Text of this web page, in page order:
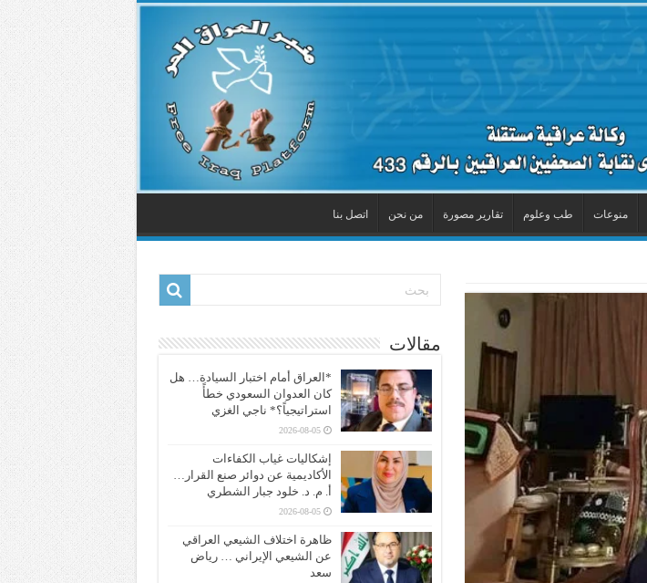
منوعات طب وعلوم تقارير مصورة من نحن اتصل بنا
مقالات
*العراق أمام اختبار السيادة… هل
كان العدوان السعودي خطأً
استراتيجياً؟* ناجي الغزي
2026-08-05
إشكاليات غياب الكفاءات
الأكاديمية عن دوائر صنع القرار…
أ. م. د. خلود جبار الشطري
2026-08-05
ظاهرة اختلاف الشيعي العراقي
عن الشيعي الإيراني … رياض
سعد